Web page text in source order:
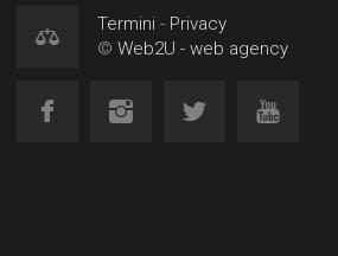
Termini - Privacy
© Web2U - web agency